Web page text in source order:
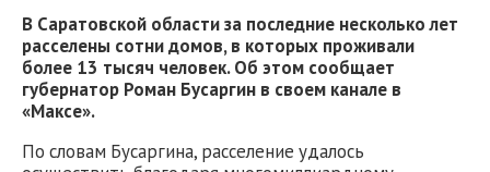
В Саратовской области за последние несколько лет
расселены сотни домов, в которых проживали
более 13 тысяч человек. Об этом сообщает
губернатор Роман Бусаргин в своем канале в
«Максе».
По словам Бусаргина, расселение удалось